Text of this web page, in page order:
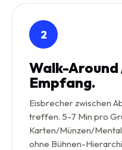
2
Walk-Around
Empfang.
Eisbrecher zwischen
treffen. 5-7 Min pro
Karten/Münzen/
ohne Bühnen-